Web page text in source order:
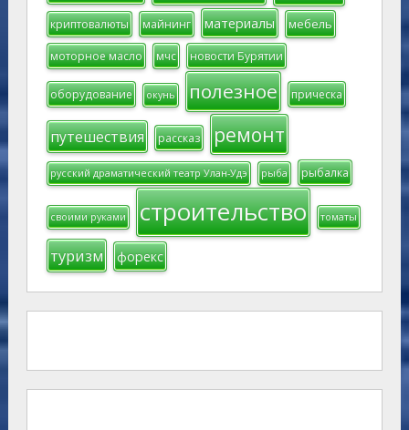
криптовалюты майнинг материалы мебель
моторное масло мчс новости Бурятии
оборудование окунь полезное прическа
путешествия рассказ ремонт
русский драматический театр Улан-Удэ рыба рыбалка
своими руками строительство томаты
туризм форекс